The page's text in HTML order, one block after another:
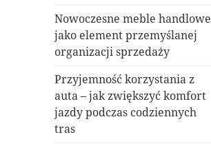
Nowoczesne meble handlowe
jako element przemyślanej
organizacji sprzedaży
Przyjemność korzystania z
auta – jak zwiększyć komfort
jazdy podczas codziennych
tras